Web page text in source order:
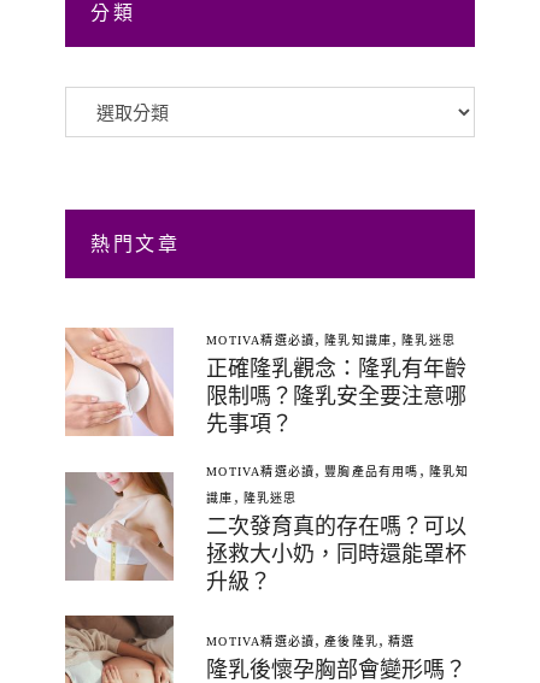
分類
分
熱門文章
MOTIVA精選必讀,隆乳知識庫,隆乳迷思
正確隆乳觀念：隆乳有年齡
限制嗎？隆乳安全要注意哪
先事項？
MOTIVA精選必讀,豐胸產品有用嗎 ,
隆乳知
識庫 , 隆乳迷思
二次發育真的存在嗎？可以
拯救大小奶，同時還能罩杯
升級？
MOTIVA精選必讀, 產後隆乳, 精選
隆乳後懷孕胸部會變形嗎？